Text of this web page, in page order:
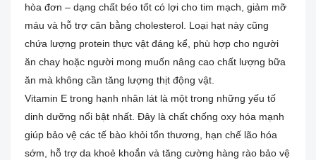
hòa đơn – dạng chất béo tốt có lợi cho tim mạch, giảm mỡ
máu và hỗ trợ cân bằng cholesterol. Loại hạt này cũng
chứa lượng protein thực vật đáng kể, phù hợp cho người
ăn chay hoặc người mong muốn nâng cao chất lượng bữa
ăn mà không cần tăng lượng thịt động vật.
Vitamin E trong hạnh nhân lát là một trong những yếu tố
dinh dưỡng nổi bật nhất. Đây là chất chống oxy hóa mạnh
giúp bảo vệ các tế bào khỏi tổn thương, hạn chế lão hóa
sớm, hỗ trợ da khoẻ khoắn và tăng cường hàng rào bảo vệ